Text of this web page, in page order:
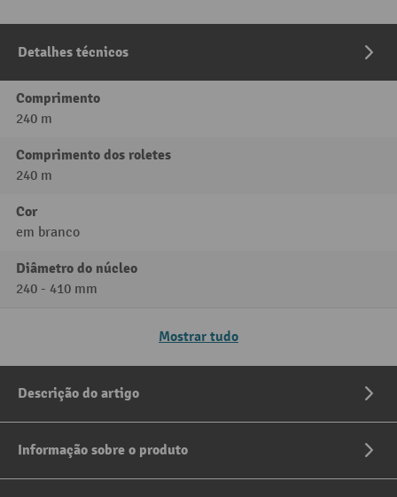
Detalhes técnicos
Comprimento
240 m
Comprimento dos roletes
240 m
Cor
em branco
Diâmetro do núcleo
240 - 410 mm
Mostrar tudo
Descrição do artigo
Informação sobre o produto